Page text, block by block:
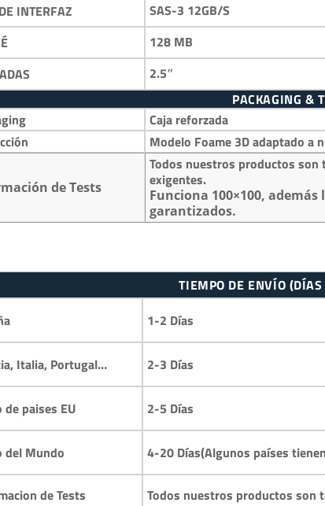
INTERFAZ
SAS-3 12GB/S
128 MB
2.5″
PACKAGING &
Caja reforzada
Modelo Foame 3D adaptado a
de Tests
Todos nuestros productos son
exigentes.
Funciona 100×100,
garantizados.
TIEMPO DE ENVÍO
1-2 Días
Italia, Portugal… 2-3 Días
de paises EU 2-5 Días
del Mundo 4-20 Días(Algunos países
de Tests Todos nuestros productos son